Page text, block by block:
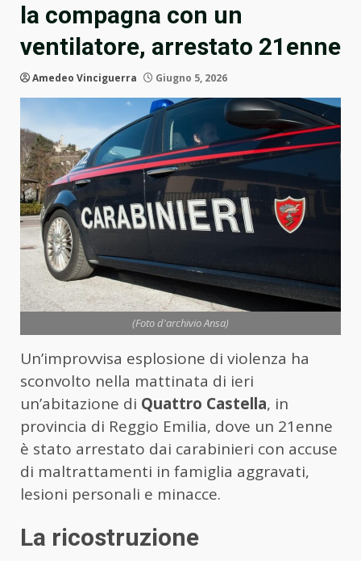
la compagna con un
ventilatore, arrestato 21enne
Amedeo Vinciguerra Giugno 5, 2026
(Foto d'archivio Ansa)
Un’improvvisa esplosione di violenza ha
sconvolto nella mattinata di ieri
un’abitazione di Quattro Castella, in
provincia di Reggio Emilia, dove un 21enne
è stato arrestato dai carabinieri con accuse
di maltrattamenti in famiglia aggravati,
lesioni personali e minacce.
La ricostruzione